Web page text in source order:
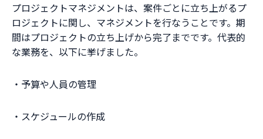
プロジェクトマネジメントは、案件ごとに立ち上がるプ
ロジェクトに関し、マネジメントを行なうことです。期
間はプロジェクトの立ち上げから完了までです。代表的
な業務を、以下に挙げました。
・予算や人員の管理
・スケジュールの作成